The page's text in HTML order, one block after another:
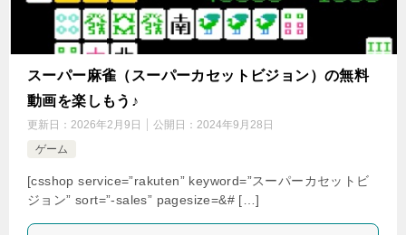
スーパー麻雀（スーパーカセットビジョン）の無料
動画を楽しもう♪
更新日： 2026年2月9日 公開日： 2024年9月28日
ゲーム
[csshop service=”rakuten” keyword=”スーパーカセットビ
ジョン” sort=”-sales” pagesize=&# […]